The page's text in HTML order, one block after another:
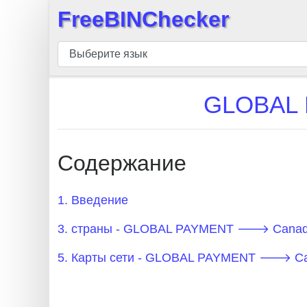
БИН
шашка
БИН
номер
БИН
API
Generator
BIN
FreeBINChecker
Содержание
1. Введение
3. страны - GLOBAL PAYMENT 🡒
5. Карты сети - GLOBAL PAYMENT 🡒